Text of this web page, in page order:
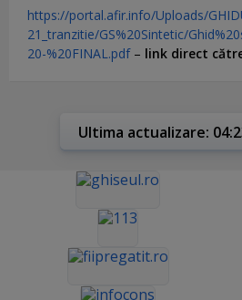
https://portal.afir.info/Uploads/
21_tranzitie/GS%20Sintetic/
20-%20FINAL.pdf– link direct
Ultima actualizare: